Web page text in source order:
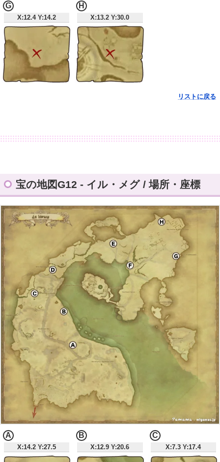
X:12.4 Y:14.2
G
X:13.2 Y:30.0
H
リストに戻る
宝の地図G12 - イル・メグ / 場所・座標
X:14.2 Y:27.5
A
X:12.9 Y:20.6
B
X:7.3 Y:17.4
C